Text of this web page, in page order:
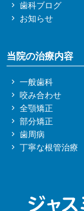
歯科ブログ
お知らせ
当院の治療内容
一般歯科
咬み合わせ
全顎矯正
部分矯正
歯周病
丁寧な根管治療